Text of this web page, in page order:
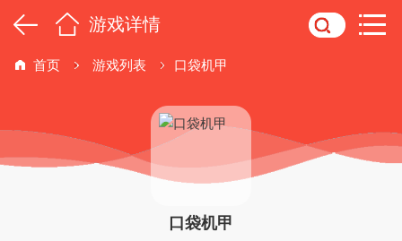
游戏详情
首页 游戏列表 口袋机甲
口袋机甲